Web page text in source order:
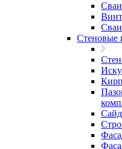
Сваи
Стеновые